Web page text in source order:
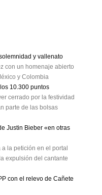
y vallenato
con un homenaje abierto
y Colombia
10.300 puntos
cerrado por la festividad
parte de las bolsas
Justin Bieber «en otras
la petición en el portal
expulsión del cantante
con el relevo de Cañete